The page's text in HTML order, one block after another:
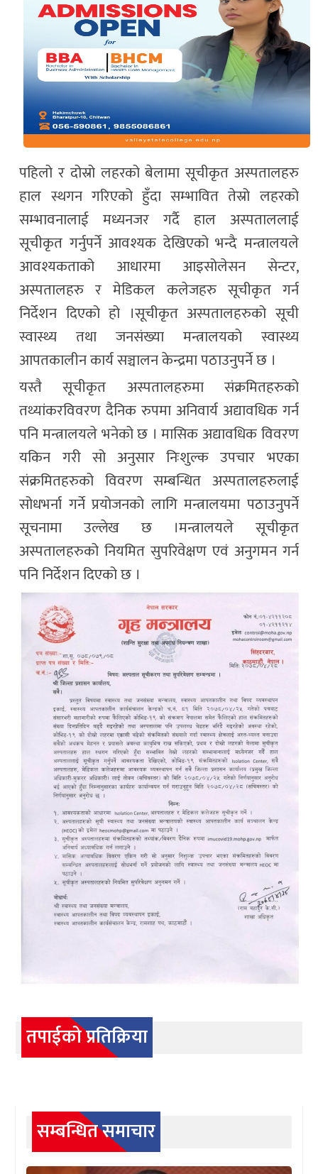
पहिलो र दोस्रो लहरको बेलामा सूचीकृत अस्पतालहरु
हाल स्थगन गरिएको हुँदा सम्भावित तेस्रो लहरको
सम्भावनालाई मध्यनजर गर्दै हाल अस्पताललाई
सूचीकृत गर्नुपर्ने आवश्यक देखिएको भन्दै मन्त्रालयले
आवश्यकताको आधारमा आइसोलेसन सेन्टर,
अस्पतालहरु र मेडिकल कलेजहरु सूचीकृत गर्न
निर्देशन दिएको हो ।सूचीकृत अस्पतालहरुको सूची
स्वास्थ्य तथा जनसंख्या मन्त्रालयको स्वास्थ्य
आपतकालीन कार्य सञ्चालन केन्द्रमा पठाउनुपर्ने छ ।
यस्तै सूचीकृत अस्पतालहरुमा संक्रमितहरुको
तथ्यांकरविवरण दैनिक रुपमा अनिवार्य अद्यावधिक गर्न
पनि मन्त्रालयले भनेको छ । मासिक अद्यावधिक विवरण
यकिन गरी सो अनुसार निःशुल्क उपचार भएका
संक्रमितहरुको विवरण सम्बन्धित अस्पतालहरुलाई
सोधभर्ना गर्ने प्रयोजनको लागि मन्त्रालयमा पठाउनुपर्ने
सूचनामा उल्लेख छ ।मन्त्रालयले सूचीकृत
अस्पतालहरुको नियमित सुपरिवेक्षण एवं अनुगमन गर्न
पनि निर्देशन दिएको छ ।
तपाईको प्रतिक्रिया
सम्बन्धित समाचार